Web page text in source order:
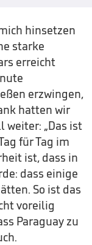
hinsetzen
starke
erreicht
erzwingen,
hatten wir
weiter: „Das ist
für Tag im
ist, dass in
dass einige
So ist das
voreilig
Paraguay zu